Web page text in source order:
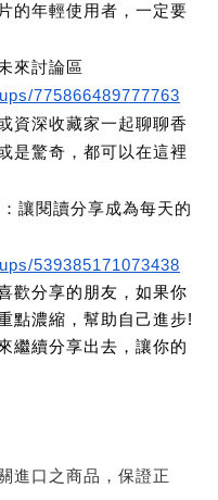
的年輕使用者，一定要
來討論區
775866489777763
資深收藏家一起聊聊香
是驚奇，都可以在這裡
讓閱讀分享成為每天的
539385171073438
歡分享的朋友，如果你
點濃縮，幫助自己進步!
繼續分享出去，讓你的
進口之商品，保證正